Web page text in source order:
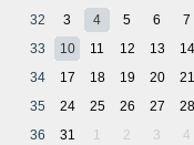
32
3 4 5 6 7
33
10 11 12 13 14
34
17 18 19 20 21
35
24 25 26 27 28
36
31 1 2 3 4